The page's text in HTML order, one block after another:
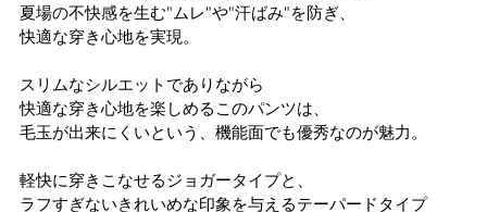
夏場の不快感を生む"ムレ"や"汗ばみ"を防ぎ、
快適な穿き心地を実現。
スリムなシルエットでありながら
快適な穿き心地を楽しめるこのパンツは、
毛玉が出来にくいという、機能面でも優秀なのが魅力。
軽快に穿きこなせるジョガータイプと、
ラフすぎないきれいめな印象を与えるテーパードタイプ